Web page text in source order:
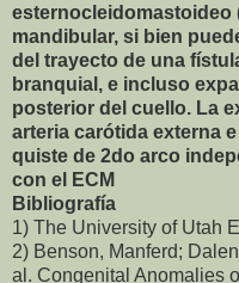
esternocleidomastoideo
mandibular, si bien
del trayecto de una
branquial, e incluso
posterior del cuello. La
arteria carótida externa
quiste de 2do arco
con el ECM
Bibliografía
1) The University of Utah
2) Benson, Manferd;
al. Congenital Anomalies